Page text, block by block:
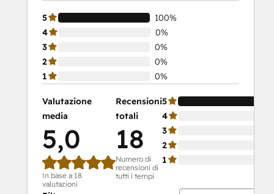
5
100%
4
0%
3
0%
2
0%
1
0%
Valutazione
media
5,0
In base a 18
valutazioni
Recensioni
totali
18
Numero di
recensioni di
tutti i tempi
5
4
3
2
1